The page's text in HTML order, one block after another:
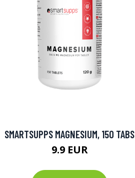
SMARTSUPPS MAGNESIUM, 150 TABS
9.9 EUR